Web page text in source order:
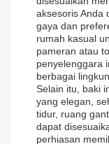
aksesoris Anda
gaya dan
rumah kasual
pameran atau
penyelenggara
berbagai
Selain itu, baki
yang elegan,
tidur, ruang
dapat
perhiasan